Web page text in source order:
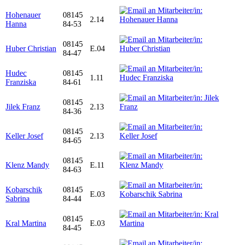
Hohenauer
Hanna
08145
84-53
2.14
Huber Christian
08145
84-47
E.04
Hudec
Franziska
08145
84-61
1.11
Jilek Franz
08145
84-36
2.13
Keller Josef
08145
84-65
2.13
Klenz Mandy
08145
84-63
E.11
Kobarschik
Sabrina
08145
84-44
E.03
Kral Martina
08145
84-45
E.03